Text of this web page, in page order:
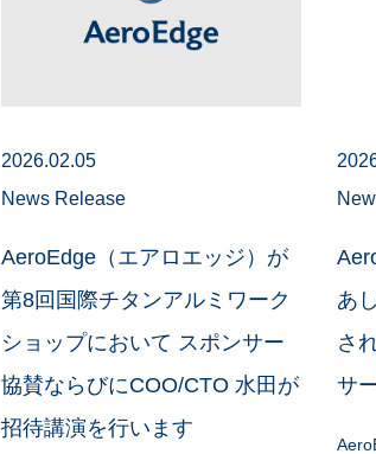
2026.02.05
News Release
AeroEdge（エアロエッジ）が
第8回国際チタンアルミワーク
ショップにおいて スポンサー
協賛ならびにCOO/CTO 水田が
招待講演を行います
あ
さ
サ